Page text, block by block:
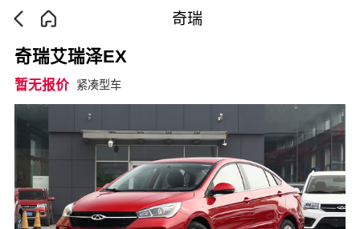
奇瑞
奇瑞艾瑞泽EX
暂无报价 紧凑型车